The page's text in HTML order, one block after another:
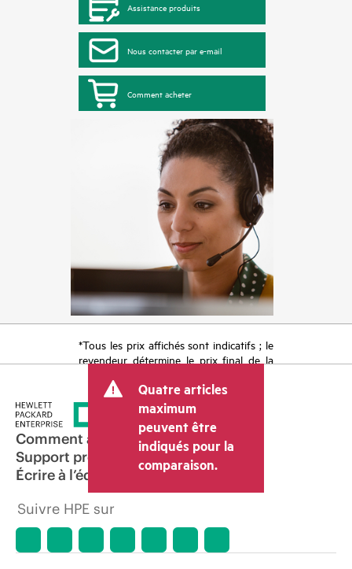
Assistance produits
Nous contacter par e-mail
Comment acheter
*Tous les prix affichés sont indicatifs ; le
revendeur détermine le prix final de la
tels que la TVA ou les taxes sur la vente
et les frais d’expédition. Le prix de la
transaction déterminé par le revendeur
peut varier par rapport à d’autres
revendeurs et au prix indicatif affiché.
Les prix indicatifs peuvent inclure des
offres promotionnelles limitées dans le
temps. HPE se réserve le droit d’ajuster
les prix à tout moment pour diverses
raisons, notamment, mais sans s’y limiter,
l’arrêt d’un produit, la disponibilité
Quatre articles
maximum
peuvent être
indiqués pour la
comparaison.
Comment acheter
Support produit
Écrire à l’équipe commerciale
Suivre HPE sur